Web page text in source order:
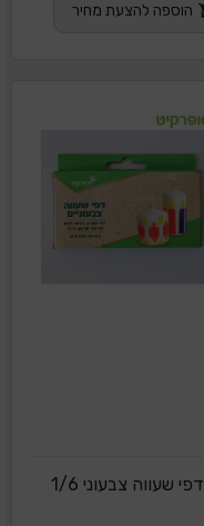
הוספה להצעת מחיר
דפי שעווה צבעוני 1/6